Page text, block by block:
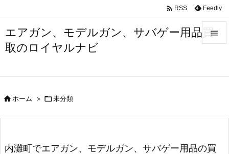
エアガン、モデルガン、サバゲー用品買
取のロイヤルナビ


前へ
次へ
 RSS Feedly
ホーム > 未分類
内灘町でエアガン、モデルガン、サバゲー用品の買